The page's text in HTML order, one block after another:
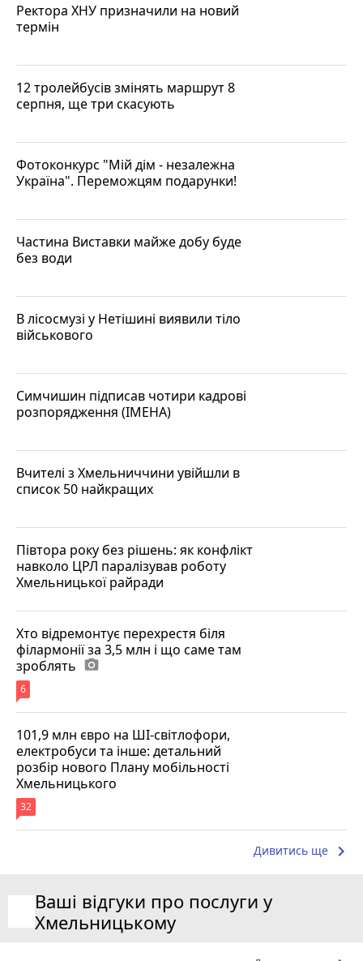
Ректора ХНУ призначили на новий
термін
12 тролейбусів змінять маршрут 8
серпня, ще три скасують
Фотоконкурс "Мій дім - незалежна
Україна". Переможцям подарунки!
Частина Виставки майже добу буде
без води
В лісосмузі у Нетішині виявили тіло
військового
Симчишин підписав чотири кадрові
розпорядження (ІМЕНА)
Вчителі з Хмельниччини увійшли в
список 50 найкращих
Півтора року без рішень: як конфлікт
навколо ЦРЛ паралізував роботу
Хмельницької райради
Хто відремонтує перехрестя біля
філармонії за 3,5 млн і що саме там
зроблять photo_camera
6
101,9 млн євро на ШІ-світлофори,
електробуси та інше: детальний
розбір нового Плану мобільності
Хмельницького
32
Дивитись ще keyboard_arrow_right
Ваші відгуки про послуги у
Хмельницькому